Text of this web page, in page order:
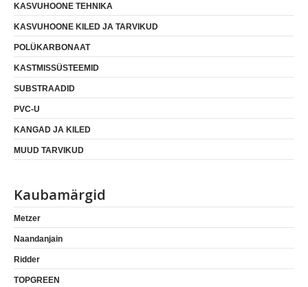
KASVUHOONE TEHNIKA
KASVUHOONE KILED JA TARVIKUD
POLÜKARBONAAT
KASTMISSÜSTEEMID
SUBSTRAADID
PVC-U
KANGAD JA KILED
MUUD TARVIKUD
Kaubamärgid
Metzer
Naandanjain
Ridder
TOPGREEN